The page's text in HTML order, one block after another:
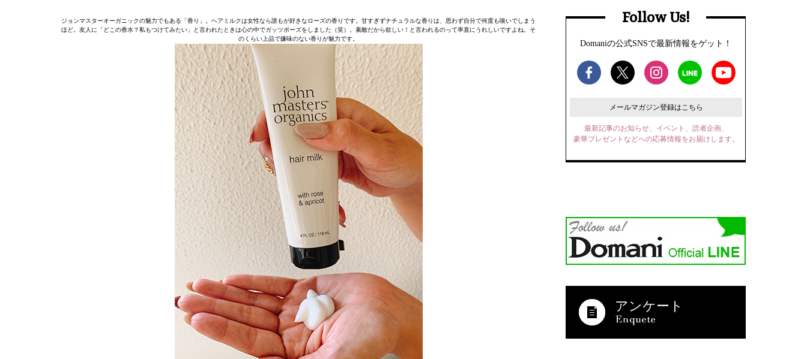
ジョンマスターオーガニックの魅力でもある「香り」。ヘアミルクは女性なら誰もが好きなローズの香りです。甘すぎずナチュラルな香りは、思わず自分で何度も嗅いでしまう
ほど。友人に「どこの香水？私もつけてみたい」と言われたときは心の中でガッツポーズをしました（笑）。素敵だから欲しい！と言われるのって率直にうれしいですよね。そ
のくらい上品で嫌味のない香りが魅力です。
Follow Us!
Domaniの公式SNSで最新情報をゲット！
メールマガジン登録はこちら
最新記事のお知らせ、イベント、読者企画、
豪華プレゼントなどへの応募情報をお届けします。
アンケート